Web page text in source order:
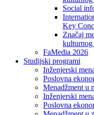
Social
Key
Značaj
kulturnog
FaMedia 2026
Studijski programi
Inženjerski
Poslovna
Menadžment u
Inženjerski
Poslovna